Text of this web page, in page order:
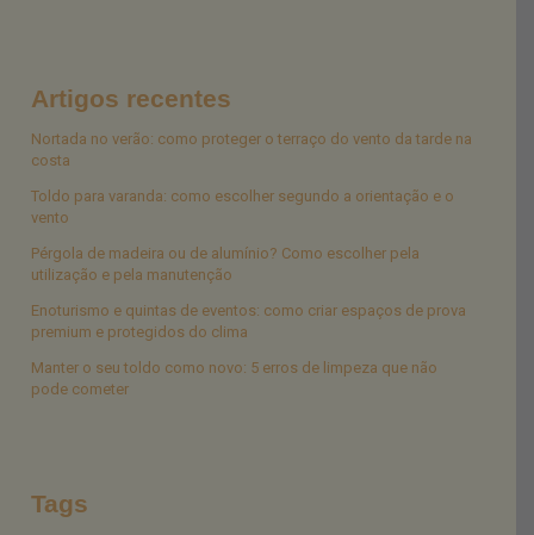
Artigos recentes
Nortada no verão: como proteger o terraço do vento da tarde na
costa
Toldo para varanda: como escolher segundo a orientação e o
vento
Pérgola de madeira ou de alumínio? Como escolher pela
utilização e pela manutenção
Enoturismo e quintas de eventos: como criar espaços de prova
premium e protegidos do clima
Manter o seu toldo como novo: 5 erros de limpeza que não
pode cometer
Tags